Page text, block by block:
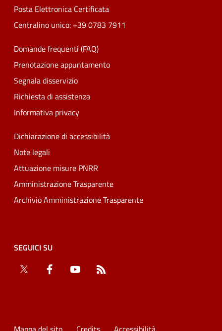
Posta Elettronica Certificata
Centralino unico: +39 0783 7911
Domande frequenti (FAQ)
Prenotazione appuntamento
Segnala disservizio
Richiesta di assistenza
Informativa privacy
Dichiarazione di accessibilità
Note legali
Attuazione misure PNRR
Amministrazione Trasparente
Archivio Amministrazione Trasparente
SEGUICI SU
Twitter
Facebook YouTube